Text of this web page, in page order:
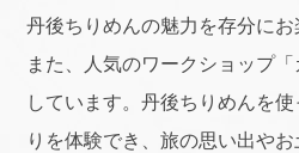
丹後ちりめんの魅力を存分にお
また、人気のワークショップ
しています。丹後ちりめんを
りを体験でき、旅の思い出や